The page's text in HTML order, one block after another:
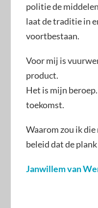
politie de
laat de traditie in
voortbestaan.
Voor mij is
product.
Het is mijn
toekomst.
Waarom zou ik
beleid dat de
Janwillem van